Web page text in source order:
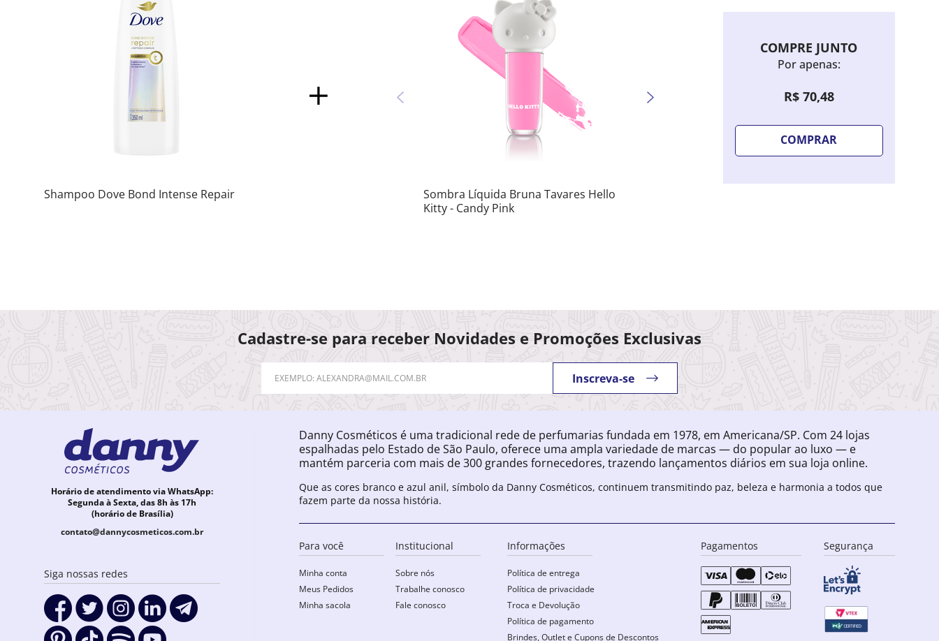
Shampoo Dove Bond Intense Repair
Sombra Líquida Bruna Tavares Hello
Kitty - Candy Pink
COMPRE JUNTO
Por apenas:
R$ 70,48
COMPRAR
Cadastre-se para receber Novidades e Promoções Exclusivas
Inscreva-se
Horário de atendimento via WhatsApp:
Segunda à Sexta, das 8h às 17h
(horário de Brasília)
contato@dannycosmeticos.com.br
Siga nossas redes
Danny Cosméticos é uma tradicional rede de perfumarias fundada em 1978, em Americana/SP. Com 24 lojas
espalhadas pelo Estado de São Paulo, oferece uma ampla variedade de marcas — do popular ao luxo — e
mantém parceria com mais de 300 grandes fornecedores, trazendo lançamentos diários em sua loja online.
Que as cores branco e azul anil, símbolo da Danny Cosméticos, continuem transmitindo paz, beleza e harmonia a todos que
fazem parte da nossa história.
Para você
Minha conta
Meus Pedidos
Minha sacola
Institucional
Sobre nós
Trabalhe conosco
Fale conosco
Informações
Política de entrega
Política de privacidade
Troca e Devolução
Política de pagamento
Brindes, Outlet e Cupons de Descontos
Pagamentos Segurança